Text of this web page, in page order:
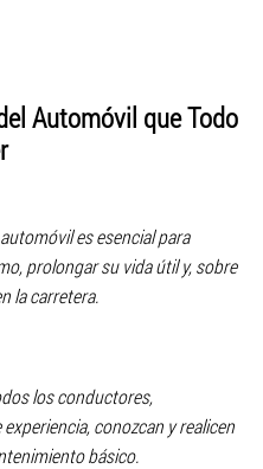
Automóvil que Todo
es esencial para
prolongar su vida útil y, sobre
la carretera.
los conductores,
conozcan y realicen
básico.